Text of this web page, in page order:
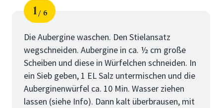
Schritt
1
von
6
Die Aubergine waschen. Den Stielansatz
wegschneiden. Aubergine in ca. ½ cm große
Scheiben und diese in Würfelchen schneiden. In
ein Sieb geben, 1 EL Salz untermischen und die
Auberginenwürfel ca. 10 Min. Wasser ziehen
lassen (siehe Info). Dann kalt überbrausen, mit